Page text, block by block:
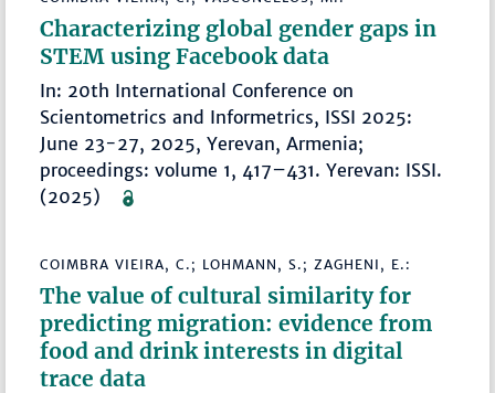
Characterizing global gender gaps in
STEM using Facebook data
In: 20th International Conference on
Scientometrics and Informetrics, ISSI 2025:
June 23-27, 2025, Yerevan, Armenia;
proceedings: volume 1, 417–431. Yerevan: ISSI.
(2025)
COIMBRA VIEIRA, C.; LOHMANN, S.; ZAGHENI, E.:
The value of cultural similarity for
predicting migration: evidence from
food and drink interests in digital
trace data